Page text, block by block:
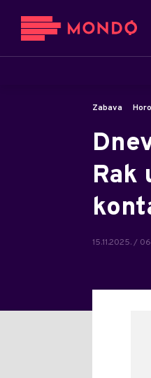
Zabava
Rak
15.11.2025. /